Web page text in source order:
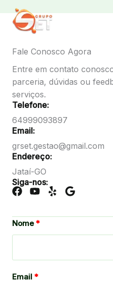
para
Fale Conosco Agora
Entre em contato
parceria, dúvidas ou
serviços.
Telefone:
64999093897
Email:
grset.gestao@gmail.com
Endereço:
Jataí-GO
Siga-nos:
Nome
Email